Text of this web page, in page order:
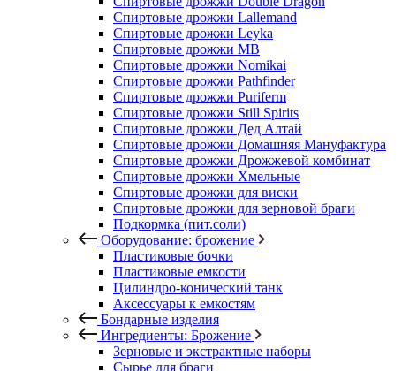
Спиртовые дрожжи Lallemand
Спиртовые дрожжи Leyka
Спиртовые дрожжи MB
Спиртовые дрожжи Nomikai
Спиртовые дрожжи Pathfinder
Спиртовые дрожжи Puriferm
Спиртовые дрожжи Still Spirits
Спиртовые дрожжи Дед Алтай
Спиртовые дрожжи Домашняя Мануфактура
Спиртовые дрожжи Дрожжевой комбинат
Спиртовые дрожжи Хмельные
Спиртовые дрожжи для виски
Спиртовые дрожжи для зерновой браги
Подкормка (пит.соли)
Оборудование: брожение
Пластиковые бочки
Пластиковые емкости
Цилиндро-конический танк
Аксессуары к емкостям
Бондарные изделия
Ингредиенты: Брожение
Зерновые и экстрактные наборы
Сырье для браги